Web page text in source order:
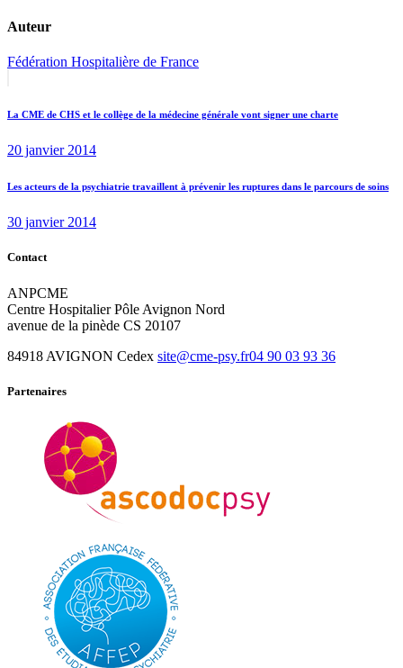
Auteur
Fédération Hospitalière de France
de
La CME de CHS et le collège de la médecine générale vont signer une charte
20 janvier 2014
Next
Les acteurs de la psychiatrie travaillent à prévenir les ruptures dans le parcours de soins
30 janvier 2014
Contact
ANPCME
Centre Hospitalier Pôle Avignon Nord
avenue de la pinède CS 20107
84918 AVIGNON Cedex site@cme-psy.fr04 90 03 93 36
Partenaires